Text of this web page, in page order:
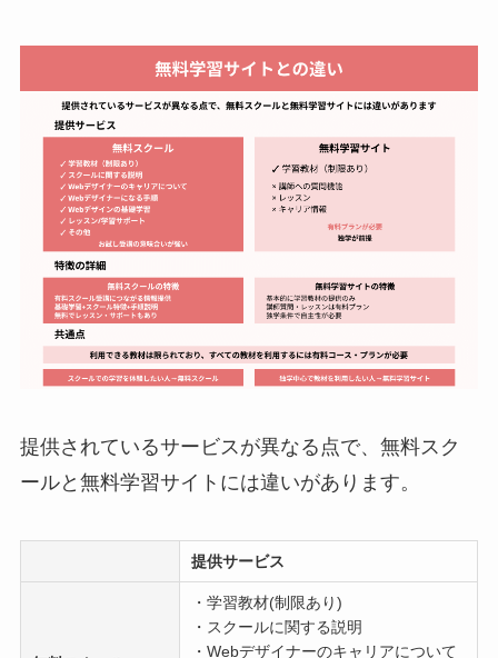
提供されているサービスが異なる点で、無料スク
ールと無料学習サイトには違いがあります。
提供サービス
・学習教材(制限あり)
・スクールに関する説明
・Webデザイナーのキャリアについて